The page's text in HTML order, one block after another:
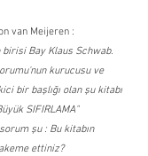
van Meijeren :
Bay Klaus Schwab.
kurucusu ve
bir başlığı olan şu kitabı
SIFIRLAMA"
şu : Bu kitabın
ettiniz?